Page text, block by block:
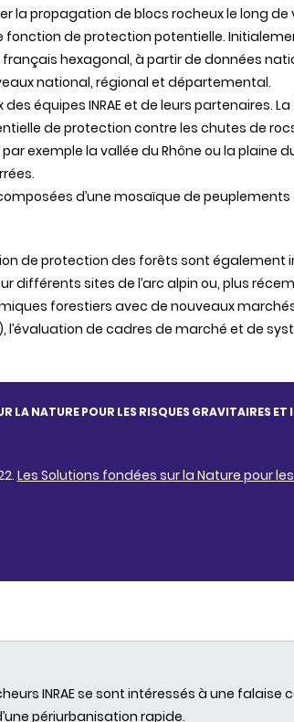
la propagation de blocs rocheux le long
de protection potentielle.
hexagonal, à partir de données
national, régional et départemental.
équipes INRAE et de leurs partenaires.
de protection contre les chutes de rocs,
exemple la vallée du Rhône ou la plaine
d’une mosaïque de
de protection des forêts sont également
différents sites de l’arc alpin ou, plus
forestiers avec de nouveaux
l’évaluation de cadres de marché et de
LA NATURE POUR LES RISQUES GRAVITAIRES ET
Les Solutions fondées sur la Nature pour
INRAEse sont intéressés à une falaise
périurbanisation rapide.